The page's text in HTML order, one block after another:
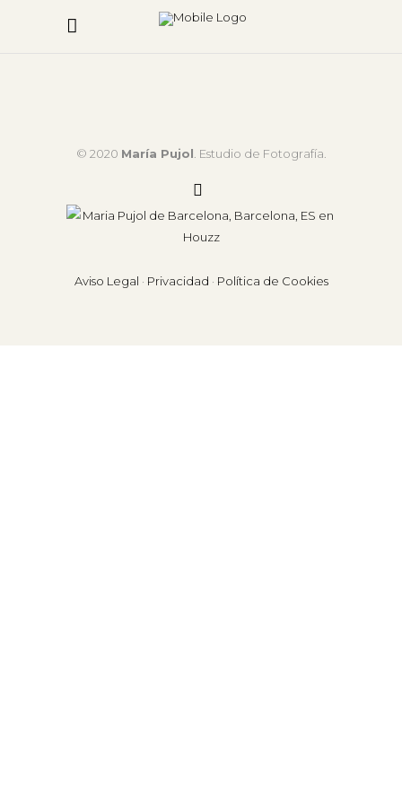
© 2020 María Pujol. Estudio de Fotografía.
Aviso Legal · Privacidad · Política de Cookies